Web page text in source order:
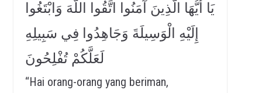
يَا أَيُّهَا الَّذِينَ آمَنُوا اتَّقُوا اللَّهَ وَابْتَغُوا
إِلَيْهِ الْوَسِيلَةَ وَجَاهِدُوا فِي سَبِيلِهِ
لَعَلَّكُمْ تُفْلِحُونَ
“Hai orang-orang yang beriman,